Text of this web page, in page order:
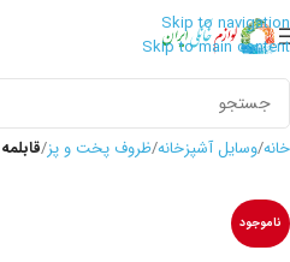
Skip to navigation
Skip to main content
خانه وسایل آشپزخانه ظروف پخت و پز قابلمه
ناموجود